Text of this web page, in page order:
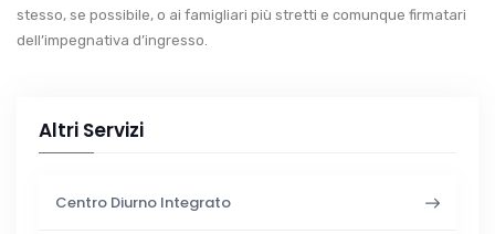
stesso, se possibile, o ai famigliari più stretti e comunque firmatari
dell’impegnativa d’ingresso.
Altri Servizi
Centro Diurno Integrato